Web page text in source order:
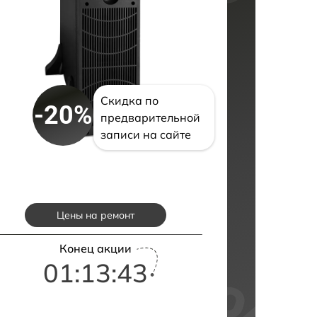
-20%
Скидка по
предварительной
записи на сайте
Цены на ремонт
Конец акции
01:13:42